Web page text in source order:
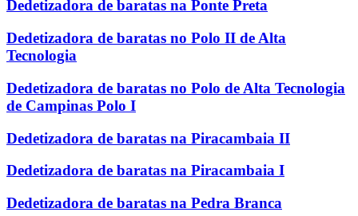
Dedetizadora de baratas na Ponte Preta
Dedetizadora de baratas no Polo II de Alta
Tecnologia
Dedetizadora de baratas no Polo de Alta Tecnologia
de Campinas Polo I
Dedetizadora de baratas na Piracambaia II
Dedetizadora de baratas na Piracambaia I
Dedetizadora de baratas na Pedra Branca